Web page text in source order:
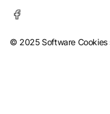
© 2025 Software Cookies